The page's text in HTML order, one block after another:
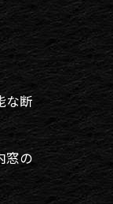
な断
窓の